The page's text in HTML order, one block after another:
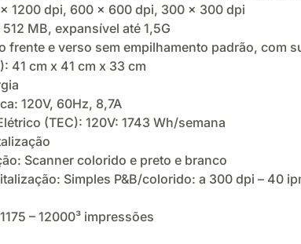
1200 dpi, 600 x 600 dpi, 300 x 300 dpi
MB, expansível até 1,5G
frente e verso sem empilhamento padrão, com
41 cm x 41 cm x 33 cm
120V, 60Hz, 8,7A
(TEC): 120V: 1743 Wh/semana
Scanner colorido e preto e branco
Simples P&B/colorido: a 300 dpi – 40
– 12000³ impressões